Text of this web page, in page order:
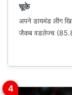
चूके
अपने डायमंड लीग
जैकब वडलेज्च